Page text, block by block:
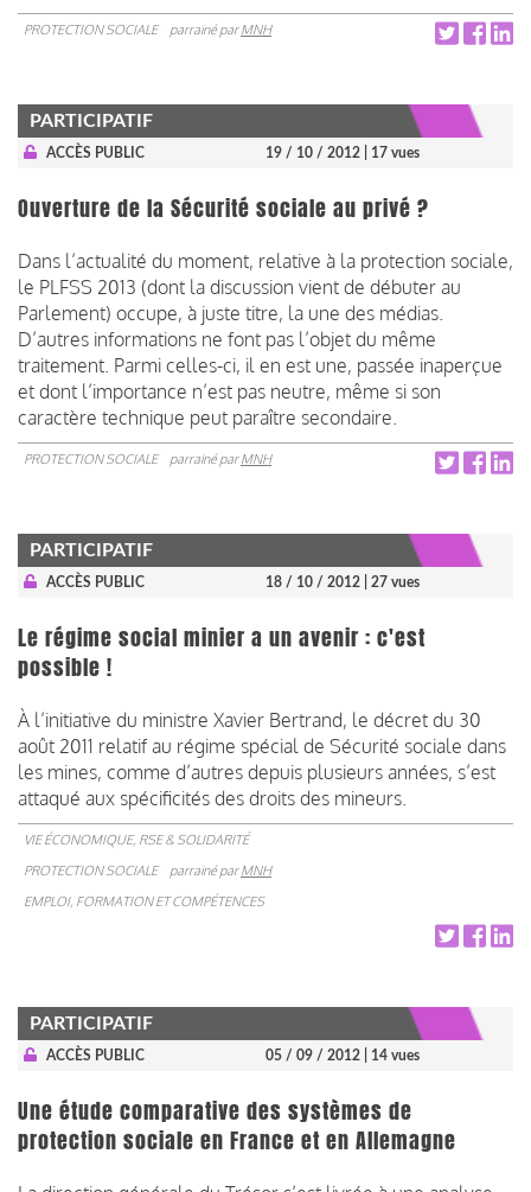
PROTECTION SOCIALE parrainé parMNH
PARTICIPATIF
ACCÈS PUBLIC 19 / 10 / 2012 | 17 vues
Ouverture de la Sécurité sociale au privé ?
Dans l’actualité du moment, relative à la protection sociale,
le PLFSS 2013 (dont la discussion vient de débuter au
Parlement) occupe, à juste titre, la une des médias.
D’autres informations ne font pas l’objet du même
traitement. Parmi celles-ci, il en est une, passée inaperçue
et dont l’importance n’est pas neutre, même si son
caractère technique peut paraître secondaire.
PROTECTION SOCIALE parrainé parMNH
PARTICIPATIF
ACCÈS PUBLIC 18 / 10 / 2012 | 27 vues
Le régime social minier a un avenir : c'est
possible !
À l’initiative du ministre Xavier Bertrand, le décret du 30
août 2011 relatif au régime spécial de Sécurité sociale dans
les mines, comme d’autres depuis plusieurs années, s’est
attaqué aux spécificités des droits des mineurs.
VIE ÉCONOMIQUE, RSE & SOLIDARITÉ
PROTECTION SOCIALE
parrainé parMNH
EMPLOI, FORMATION ET COMPÉTENCES
PARTICIPATIF
ACCÈS PUBLIC 05 / 09 / 2012 | 14 vues
Une étude comparative des systèmes de
protection sociale en France et en Allemagne